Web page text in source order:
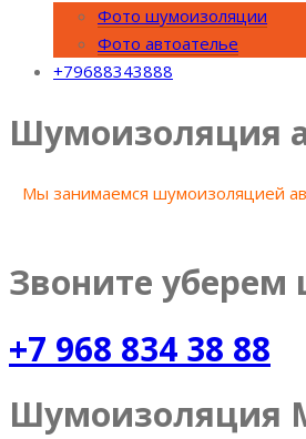
Фото шумоизоляции
Фото автоателье
+79688343888
Шумоизоляция
Мы занимаемся шумоизоляцией
Звоните уберем
+7 968 834 38 88
Шумоизоляция